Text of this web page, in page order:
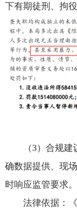
下有期徒刑、拘
（3）合规
确数据提供、现
时响应监管要求。
法律依据：